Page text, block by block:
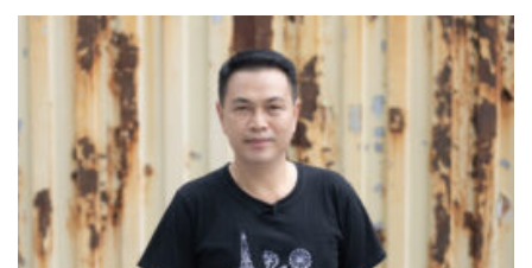
August 10, 2026 - 09:00 โดย พรรคเพื่อไทย